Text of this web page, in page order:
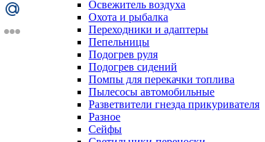
Освежитель воздуха
Охота и рыбалка
Переходники и адаптеры
Пепельницы
Подогрев руля
Подогрев сидений
Помпы для перекачки топлива
Пылесосы автомобильные
Разветвители гнезда прикуривателя
Разное
Сейфы